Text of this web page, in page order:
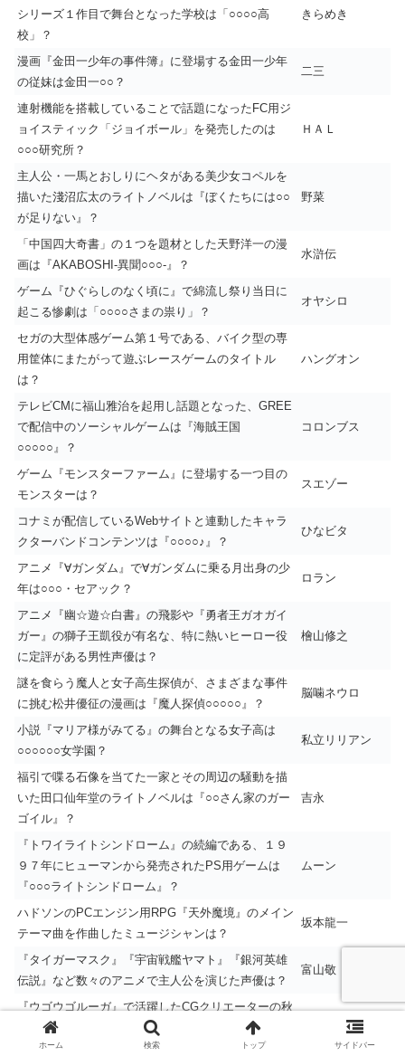
シリーズ１作目で舞台となった学校は「○○○○高
校」？
きらめき
漫画『金田一少年の事件簿』に登場する金田一少年
の従妹は金田一○○？
二三
連射機能を搭載していることで話題になったFC用ジ
ョイスティック「ジョイボール」を発売したのは
○○○研究所？
ＨＡＬ
主人公・一馬とおしりにヘタがある美少女コペルを
描いた淺沼広太のライトノベルは『ぼくたちには○○
が足りない』？
野菜
「中国四大奇書」の１つを題材とした天野洋一の漫
画は『AKABOSHI-異聞○○○-』？
水滸伝
ゲーム『ひぐらしのなく頃に』で綿流し祭り当日に
起こる惨劇は「○○○○さまの祟り」？
オヤシロ
セガの大型体感ゲーム第１号である、バイク型の専
用筐体にまたがって遊ぶレースゲームのタイトル
は？
ハングオン
テレビCMに福山雅治を起用し話題となった、GREE
で配信中のソーシャルゲームは『海賊王国
○○○○○』？
コロンブス
ゲーム『モンスターファーム』に登場する一つ目の
モンスターは？
スエゾー
コナミが配信しているWebサイトと連動したキャラ
クターバンドコンテンツは『○○○○♪』？
ひなビタ
アニメ『∀ガンダム』で∀ガンダムに乗る月出身の少
年は○○○・セアック？
ロラン
アニメ『幽☆遊☆白書』の飛影や『勇者王ガオガイ
ガー』の獅子王凱役が有名な、特に熱いヒーロー役
に定評がある男性声優は？
檜山修之
謎を食らう魔人と女子高生探偵が、さまざまな事件
に挑む松井優征の漫画は『魔人探偵○○○○○』？
脳噛ネウロ
小説『マリア様がみてる』の舞台となる女子高は
○○○○○○女学園？
私立リリアン
福引で喋る石像を当てた一家とその周辺の騒動を描
いた田口仙年堂のライトノベルは『○○さん家のガー
ゴイル』？
吉永
『トワイライトシンドローム』の続編である、１９
９７年にヒューマンから発売されたPS用ゲームは
『○○○ライトシンドローム』？
ムーン
ハドソンのPCエンジン用RPG『天外魔境』のメイン
テーマ曲を作曲したミュージシャンは？
坂本龍一
『タイガーマスク』『宇宙戦艦ヤマト』『銀河英雄
伝説』など数々のアニメで主人公を演じた声優は？
富山敬
『ウゴウゴルーガ』で活躍したCGクリエーターの秋
元きつねが参加している、エニックスが発売したPS
用ゲームは？
せがれいじり
ホーム 検索 トップ サイドバー